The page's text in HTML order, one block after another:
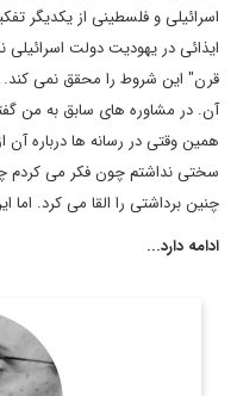
اسرائیلی و فلسطینی از یکدیگر
ایذائی در یهودیت دولت اسرائیلی
قرن" این شروط را محقق نمی کند.
آن. در مشاوره های سابق به من
همین وقتی در رسانه ها درباره
سختی نداشتم چون فکر می کردم
چنین برداشتی را القا می کرد. اما
ادامه دارد...
سركيس نعوم، نويسنده و
نويسان روزنامه النهار است. وی در سال 2011 جایزه جهانی جبران